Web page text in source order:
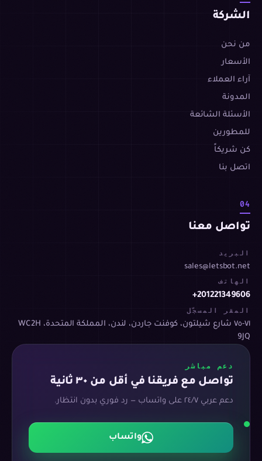
الشركة
من نحن
الأسعار
آراء العملاء
المدونة
الأسئلة الشائعة
للمطورين
كن شريكاً
اتصل بنا
04
تواصل معنا
البريد
sales@letsbot.net
الهاتف
+201221349606
المقر المسجّل
٧١-٧٥ شارع شيلتون، كوفنت جاردن، لندن، المملكة المتحدة، WC2H
9JQ
دعم مباشر
تواصل مع فريقنا في أقل من ٣٠ ثانية
دعم عربي ٢٤/٧ على واتساب — رد فوري بدون انتظار.
واتساب